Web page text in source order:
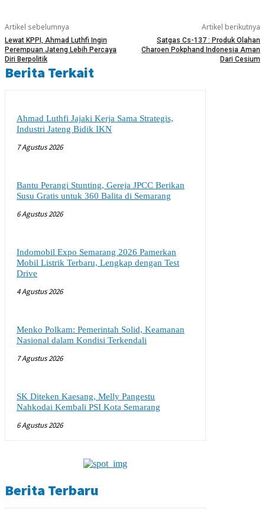
Artikel sebelumnya
Lewat KPPI, Ahmad Luthfi Ingin
Perempuan Jateng Lebih Percaya
Diri Berpolitik
Artikel berikutnya
Satgas Cs-137 : Produk Olahan
Charoen Pokphand Indonesia Aman
Dari Cesium
Berita Terkait
Ahmad Luthfi Jajaki Kerja Sama Strategis,
Industri Jateng Bidik IKN
7 Agustus 2026
Bantu Perangi Stunting, Gereja JPCC Berikan
Susu Gratis untuk 360 Balita di Semarang
6 Agustus 2026
Indomobil Expo Semarang 2026 Pamerkan
Mobil Listrik Terbaru, Lengkap dengan Test
Drive
4 Agustus 2026
Menko Polkam: Pemerintah Solid, Keamanan
Nasional dalam Kondisi Terkendali
7 Agustus 2026
SK Diteken Kaesang, Melly Pangestu
Nahkodai Kembali PSI Kota Semarang
6 Agustus 2026
Berita Terbaru